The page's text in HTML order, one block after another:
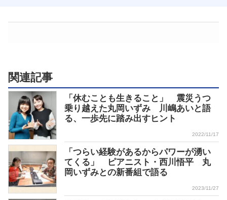
関連記事
「休むことも生きること」 震災うつ
乗り越えた丸岡いずみ 川嶋あいと語
る、一歩先に踏み出すヒント
2022/11/17
「つらい経験があるからパワーが湧い
てくる」 ピアニスト・西川悟平 丸
岡いずみとの新番組で語る
2023/11/27